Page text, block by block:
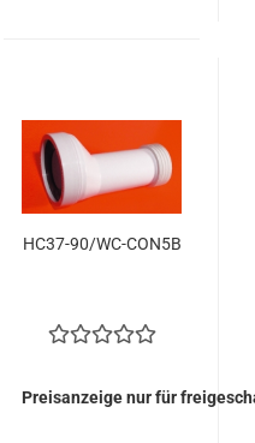
Kunden
HC37-90/WC-CON5B
Preisanzeige nur für